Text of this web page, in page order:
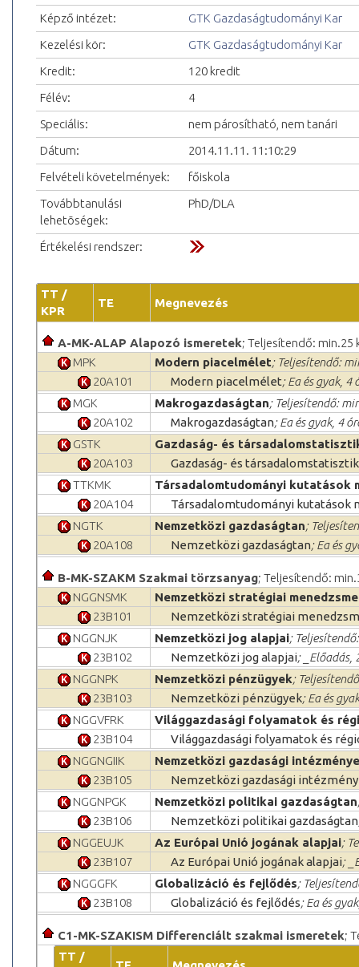
Képző intézet:
GTK Gazdaságtudományi Kar
Kezelési kör:
GTK Gazdaságtudományi Kar
Kredit:
120 kredit
Félév:
4
Speciális:
nem párosítható, nem tanári
Dátum:
2014.11.11. 11:10:29
Felvételi követelmények:
főiskola
Továbbtanulási
lehetõségek:
PhD/DLA
Értékelési rendszer:
TT /
KPR
TE Megnevezés
A-MK-ALAP Alapozó ismeretek; Teljesítendő: min.25
MPK
Modern piacelmélet; Teljesítendő:
20A101
Modern piacelmélet; Ea és gyak, 4
MGK
Makrogazdaságtan; Teljesítendő:
20A102
Makrogazdaságtan; Ea és gyak, 4
GSTK
Gazdaság- és
20A103
Gazdaság- és
TTKMK
Társadalomtudományi kutatások
20A104
Társadalomtudományi kutatások
NGTK
Nemzetközi gazdaságtan;
20A108
Nemzetközi gazdaságtan; Ea és
B-MK-SZAKM Szakmai törzsanyag; Teljesítendő:
NGGNSMK
Nemzetközi stratégiai
23B101
Nemzetközi stratégiai
NGGNJK
Nemzetközi jog alapjai;
23B102
Nemzetközi jog alapjai; _Előadás,
NGGNPK
Nemzetközi pénzügyek;
23B103
Nemzetközi pénzügyek; Ea és
NGGVFRK
Világgazdasági folyamatok és
23B104
Világgazdasági folyamatok és
NGGNGIIK
Nemzetközi gazdasági
23B105
Nemzetközi gazdasági
NGGNPGK
Nemzetközi politikai gazdaságtan
23B106
Nemzetközi politikai gazdaságtan
NGGEUJK
Az Európai Unió jogának alapjai;
23B107
Az Európai Unió jogának alapjai;
NGGGFK
Globalizáció és fejlődés;
23B108
Globalizáció és fejlődés; Ea és
C1-MK-SZAKISM Differenciált szakmai ismeretek;
TT /